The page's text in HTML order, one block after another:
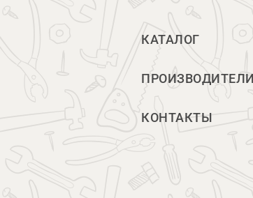
КАТАЛОГ
ПРОИЗВОДИТЕЛИ
КОНТАКТЫ